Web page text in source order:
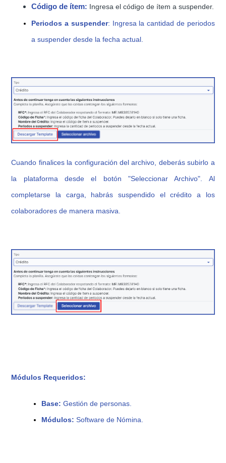
Código de ítem: Ingresa el código de ítem a suspender.
Periodos a suspender: Ingresa la cantidad de periodos
a suspender desde la fecha actual.
Cuando finalices la configuración del archivo, deberás subirlo a
la plataforma desde el botón "Seleccionar Archivo". Al
completarse la carga, habrás suspendido el crédito a los
colaboradores de manera masiva.
Módulos Requeridos:
Base: Gestión de personas.
Módulos: Software de Nómina.